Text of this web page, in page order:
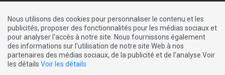
Impressum| Protection des données|Contact
DE FR IT
Nous utilisons des cookies pour personnaliser le contenu et les
publicités, proposer des fonctionnalités pour les médias sociaux et
pour analyser l'accès à notre site. Nous fournissons également
des informations sur l'utilisation de notre site Web à nos
partenaires des médias sociaux, de la publicité et de l’analyse.Voir
les détails Voir les détails